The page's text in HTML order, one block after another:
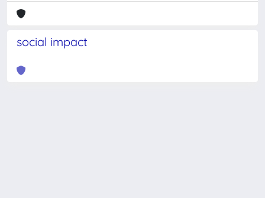
social impact